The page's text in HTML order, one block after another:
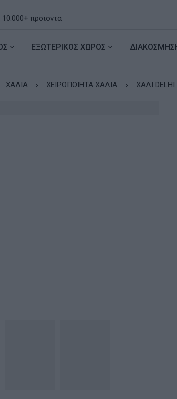
ΕΞΩΤΕΡΙΚΟΣ ΧΩΡΟΣ
ΧΑΛΙΑ ΧΕΙΡΟΠΟΙΗΤΑ ΧΑΛΙΑ ΧΑΛΙ